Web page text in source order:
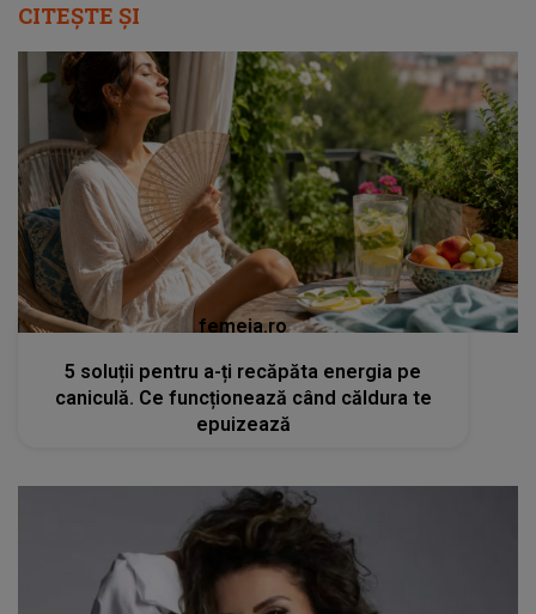
CITEȘTE ȘI
femeia.ro
5 soluții pentru a-ți recăpăta energia pe
caniculă. Ce funcționează când căldura te
epuizează